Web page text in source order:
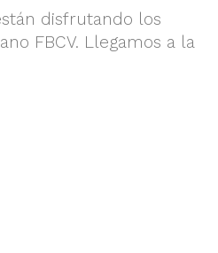
disfrutando los
FBCV. Llegamos a la